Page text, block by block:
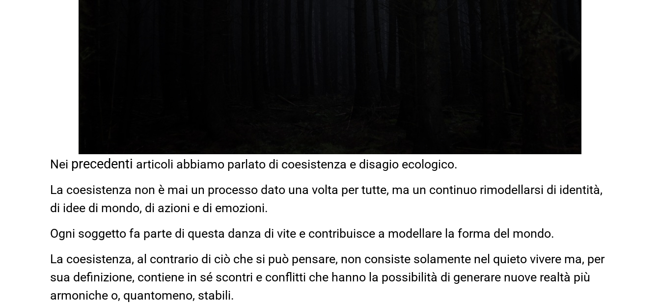
Nei precedenti articoli abbiamo parlato di coesistenza e disagio ecologico.
La coesistenza non è mai un processo dato una volta per tutte, ma un continuo rimodellarsi di identità,
di idee di mondo, di azioni e di emozioni.
Ogni soggetto fa parte di questa danza di vite e contribuisce a modellare la forma del mondo.
La coesistenza, al contrario di ciò che si può pensare, non consiste solamente nel quieto vivere ma, per
sua definizione, contiene in sé scontri e conflitti che hanno la possibilità di generare nuove realtà più
armoniche o, quantomeno, stabili.